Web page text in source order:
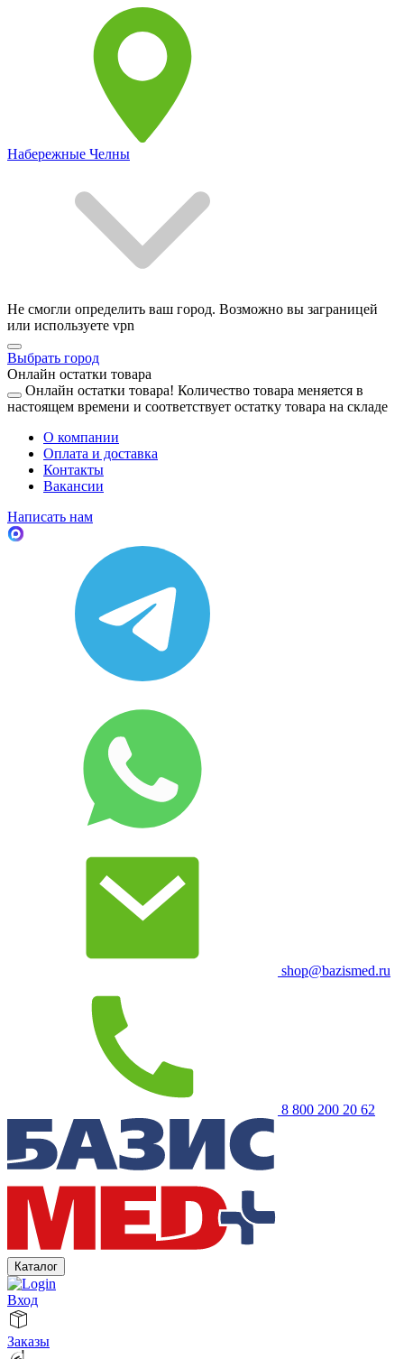
Набережные Челны
Не смогли определить ваш город. Возможно вы заграницей
или используете vpn
Выбрать город
Онлайн остатки товара
Онлайн остатки товара! Количество товара меняется в
настоящем времени и соответствует остатку товара на складе
О компании
Оплата и доставка
Контакты
Вакансии
Написать нам
shop@bazismed.ru
8 800 200 20 62
Каталог
Вход
Заказы